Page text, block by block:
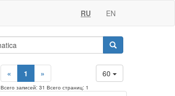
RU EN
60
« 1 »
Всего записей: 31 Всего страниц: 1